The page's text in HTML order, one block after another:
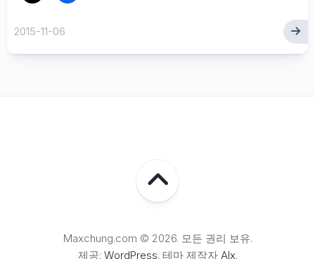
2015-11-06
Maxchung.com © 2026. 모든 권리 보유.
제공: WordPress. 테마 제작자 Alx.